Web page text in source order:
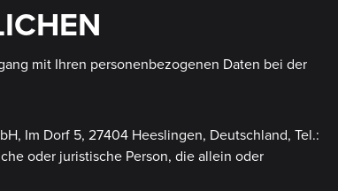
mit Ihren personenbezogenen Daten bei der
Im Dorf 5, 27404 Heeslingen, Deutschland, Tel.:
oder juristische Person, die allein oder